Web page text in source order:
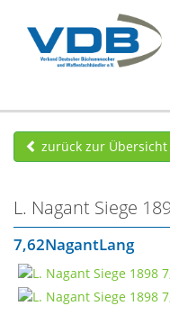
zurück zur Übersicht
L. Nagant Siege
7,62NagantLang